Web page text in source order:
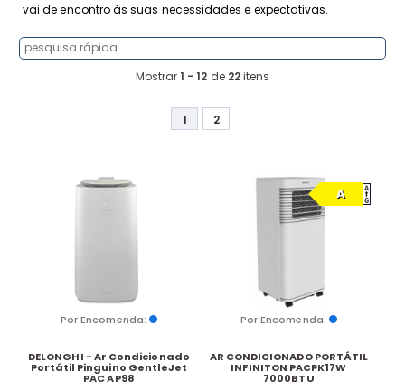
vai de encontro às suas necessidades e expectativas.
Mostrar1 - 12 de 22itens
1 2
Por Encomenda:
DELONGHI - Ar Condicionado
Portátil Pinguino GentleJet
PAC AP98
A
Por Encomenda:
AR CONDICIONADO PORTÁTIL
INFINITON PACPK17W
7000BTU